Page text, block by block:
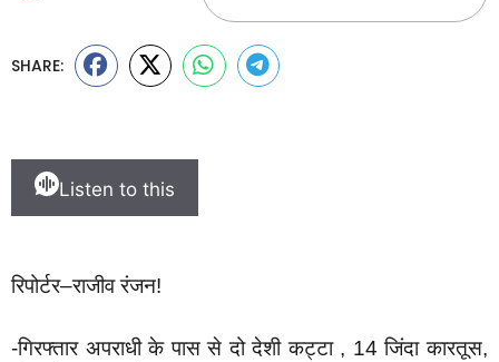
SHARE:
Listen to this
रिपोर्टर–राजीव रंजन!
-गिरफ्तार अपराधी के पास से दो देशी कट्टा , 14 जिंदा कारतूस,